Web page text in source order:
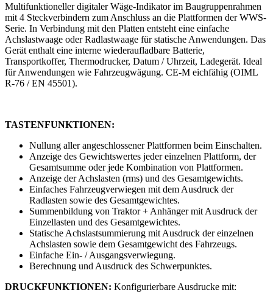
Multifunktioneller digitaler Wäge-Indikator im Baugruppenrahmen
mit 4 Steckverbindern zum Anschluss an die Plattformen der WWS-
Serie. In Verbindung mit den Platten entsteht eine einfache
Achslastwaage oder Radlastwaage für statische Anwendungen. Das
Gerät enthalt eine interne wiederaufladbare Batterie,
Transportkoffer, Thermodrucker, Datum / Uhrzeit, Ladegerät. Ideal
für Anwendungen wie Fahrzeugwägung. CE-M eichfähig (OIML
R-76 / EN 45501).
TASTENFUNKTIONEN:
Nullung aller angeschlossener Plattformen beim Einschalten.
Anzeige des Gewichtswertes jeder einzelnen Plattform, der
Gesamtsumme oder jede Kombination von Plattformen.
Anzeige der Achslasten (rms) und des Gesamtgewichts.
Einfaches Fahrzeugverwiegen mit dem Ausdruck der
Radlasten sowie des Gesamtgewichtes.
Summenbildung von Traktor + Anhänger mit Ausdruck der
Einzellasten und des Gesamtgewichtes.
Statische Achslastsummierung mit Ausdruck der einzelnen
Achslasten sowie dem Gesamtgewicht des Fahrzeugs.
Einfache Ein- / Ausgangsverwiegung.
Berechnung und Ausdruck des Schwerpunktes.
DRUCKFUNKTIONEN: Konfigurierbare Ausdrucke mit: